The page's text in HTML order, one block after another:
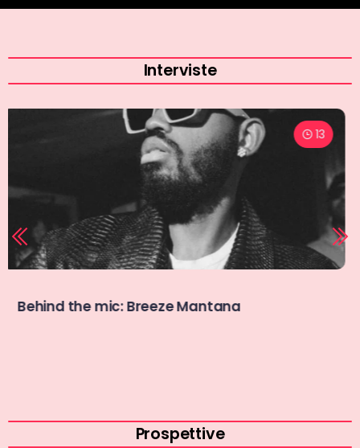
Interviste
11
Giuseppe Tavera, Wave Media e il problema
Prospettive